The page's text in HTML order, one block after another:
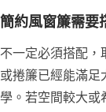
簡約風窗簾需要
不一定必須搭配，
或捲簾已經能滿足
學。若空間較大或